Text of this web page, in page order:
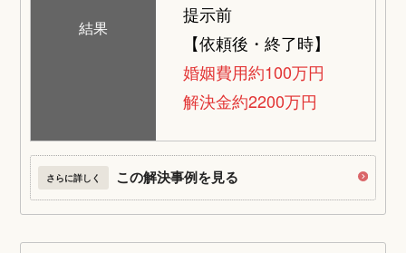
結果
提示前
【依頼後・終了時】
婚姻費用約100万円
解決金約2200万円
さらに詳しく この解決事例を見る